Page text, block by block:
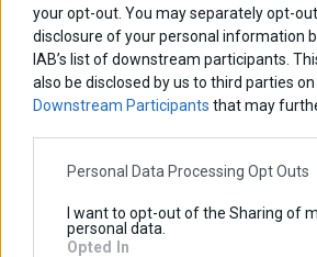
your opt-out. You may separately opt-
disclosure of your personal information
IAB’s list of downstream participants.
also be disclosed by us to third parties
Downstream Participants that may
Personal Data Processing Opt Outs
I want to opt-out of the Sharing of
personal data.
Opted In
Περισσότερα